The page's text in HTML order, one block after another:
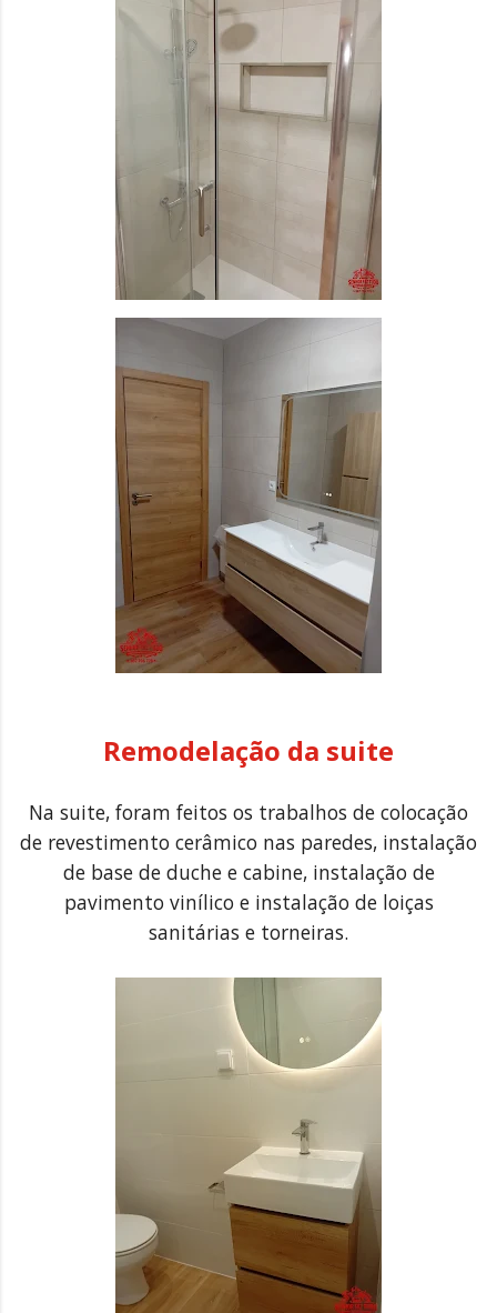
Remodelação da suite
Na suite, foram feitos os trabalhos de colocação
de revestimento cerâmico nas paredes, instalação
de base de duche e cabine, instalação de
pavimento vinílico e instalação de loiças
sanitárias e torneiras.